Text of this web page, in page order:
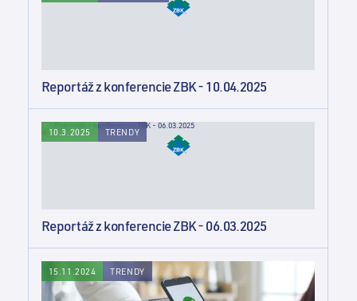
Reportáž z konferencie ZBK - 10.04.2025
10.3.2025 TRENDY
Reportáž z konferencie ZBK - 06.03.2025
15.11.2024 TRENDY